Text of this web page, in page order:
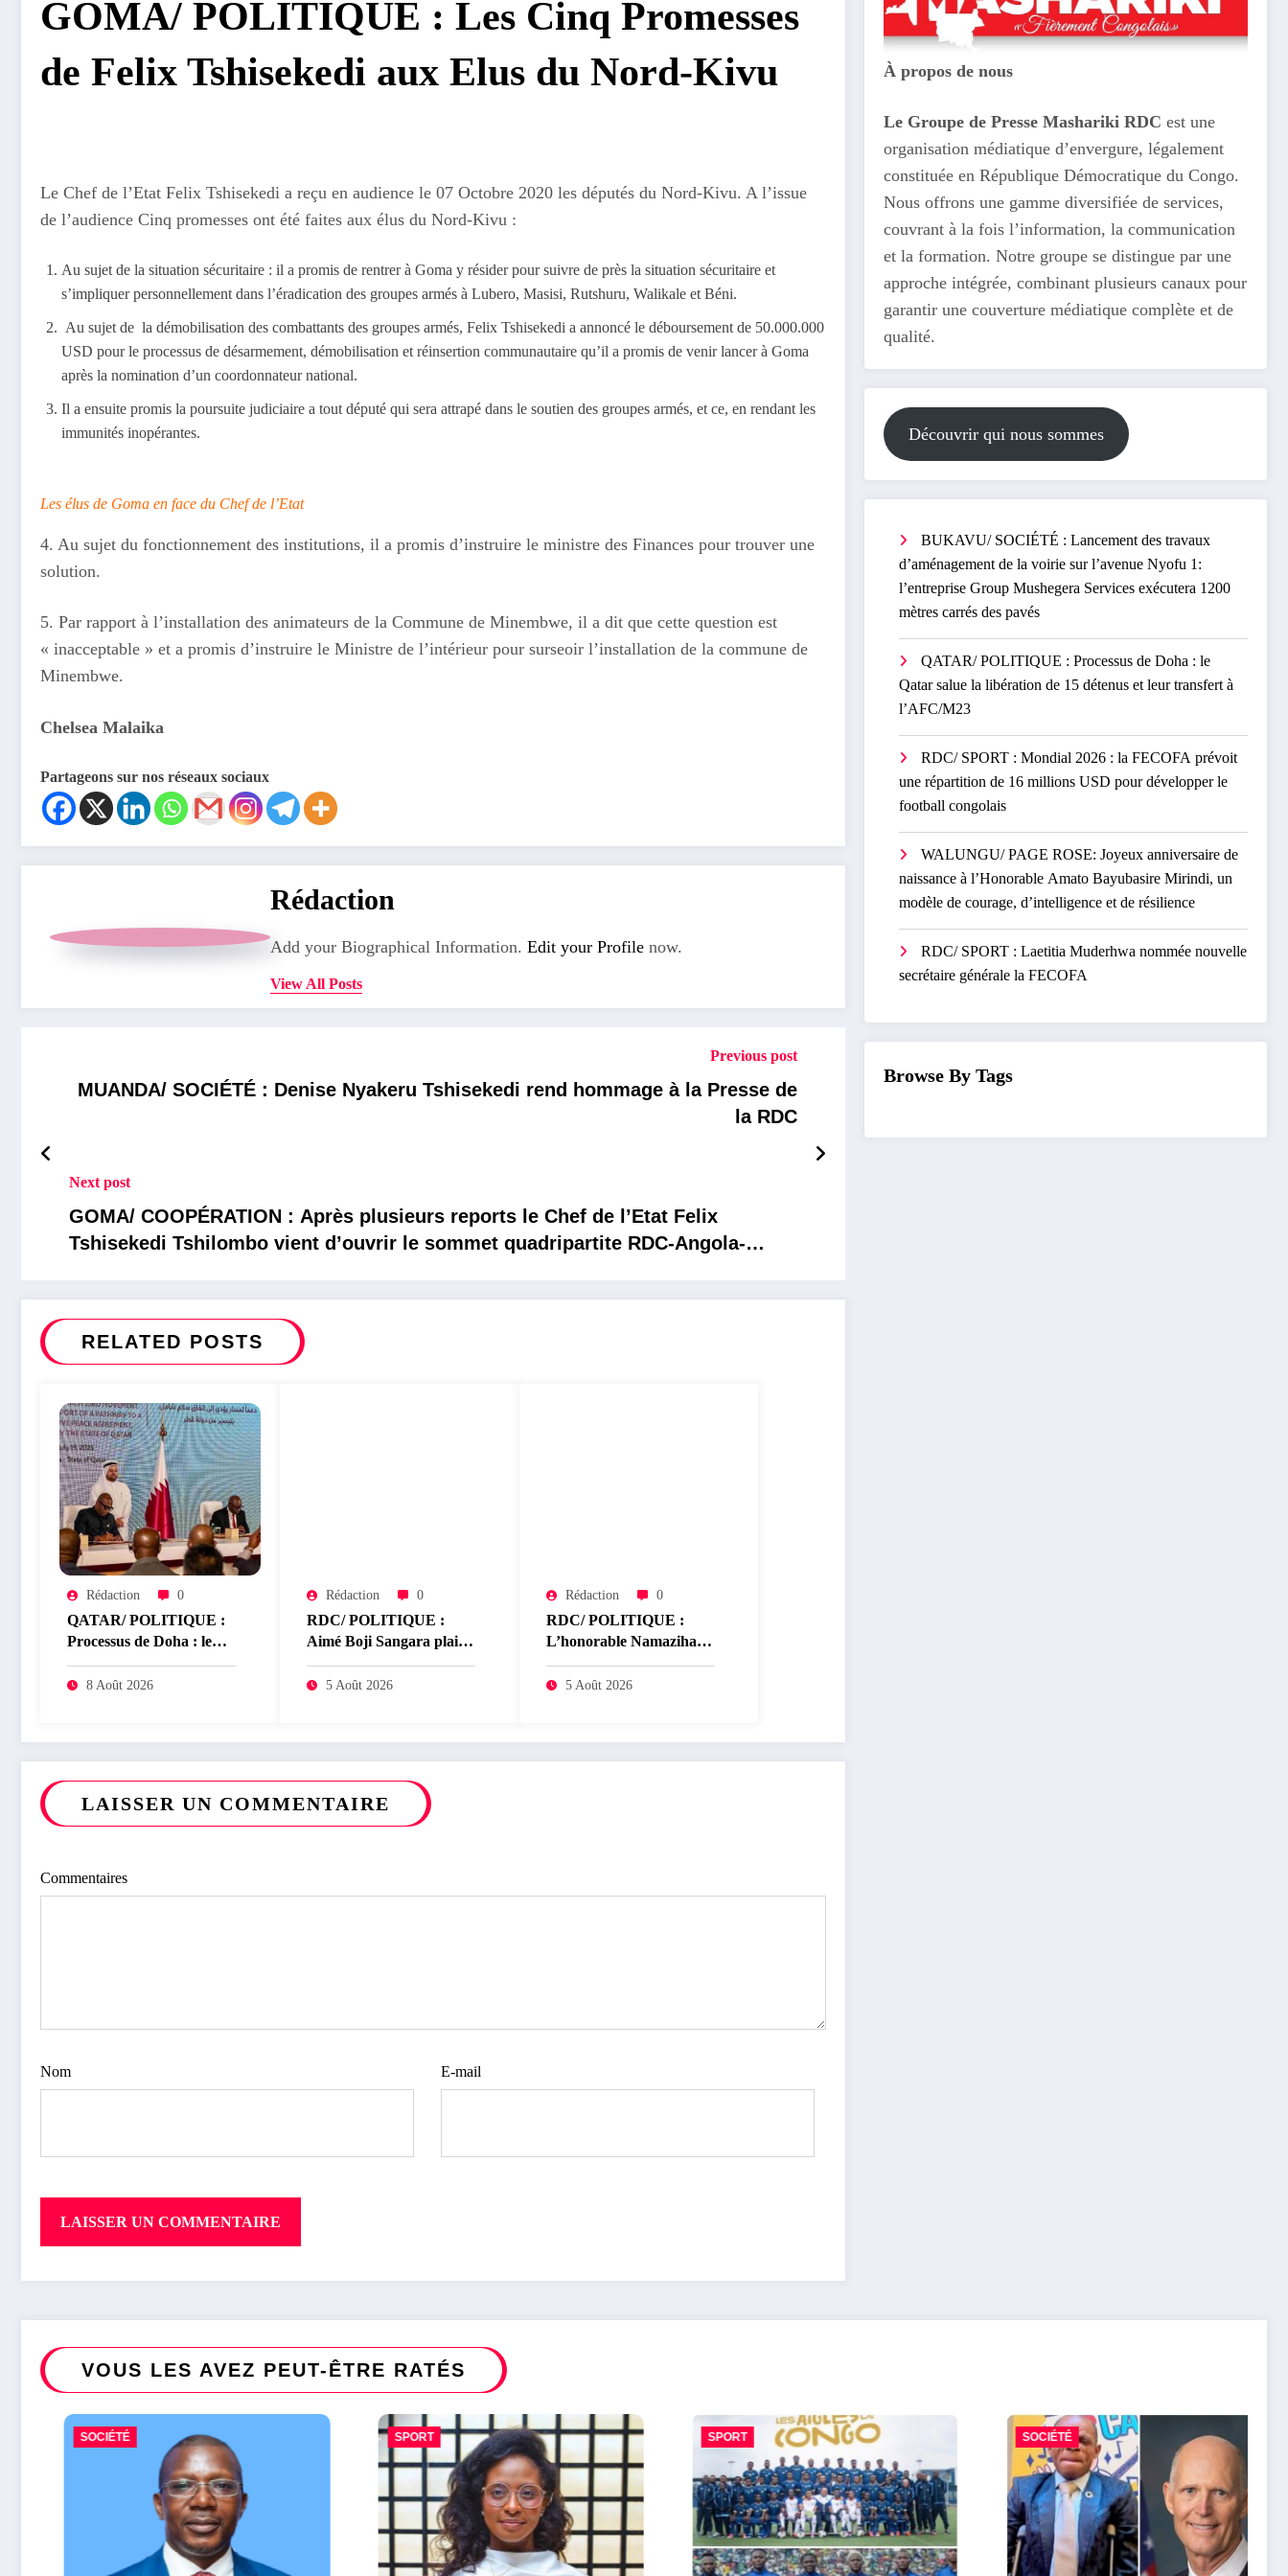
GOMA/ POLITIQUE : Les Cinq Promesses
de Felix Tshisekedi aux Elus du Nord-Kivu
Le Chef de l’Etat Felix Tshisekedi a reçu en audience le 07 Octobre 2020 les députés du Nord-Kivu. A l’issue
de l’audience Cinq promesses ont été faites aux élus du Nord-Kivu :
Au sujet de la situation sécuritaire : il a promis de rentrer à Goma y résider pour suivre de près la situation sécuritaire et
s’impliquer personnellement dans l’éradication des groupes armés à Lubero, Masisi, Rutshuru, Walikale et Béni.
Au sujet de la démobilisation des combattants des groupes armés, Felix Tshisekedi a annoncé le déboursement de 50.000.000
USD pour le processus de désarmement, démobilisation et réinsertion communautaire qu’il a promis de venir lancer à Goma
après la nomination d’un coordonnateur national.
Il a ensuite promis la poursuite judiciaire a tout député qui sera attrapé dans le soutien des groupes armés, et ce, en rendant les
immunités inopérantes.
Les élus de Goma en face du Chef de l’Etat
4. Au sujet du fonctionnement des institutions, il a promis d’instruire le ministre des Finances pour trouver une
solution.
5. Par rapport à l’installation des animateurs de la Commune de Minembwe, il a dit que cette question est
« inacceptable » et a promis d’instruire le Ministre de l’intérieur pour surseoir l’installation de la commune de
Minembwe.
Chelsea Malaika
Partageons sur nos réseaux sociaux
Rédaction
Add your Biographical Information. Edit your Profile now.
View All Posts
Previous post
MUANDA/ SOCIÉTÉ : Denise Nyakeru Tshisekedi rend hommage à la Presse de
la RDC
Next post
GOMA/ COOPÉRATION : Après plusieurs reports le Chef de l’Etat Felix
Tshisekedi Tshilombo vient d’ouvrir le sommet quadripartite RDC-Angola-
RELATED POSTS
Rédaction 0
QATAR/ POLITIQUE :
Processus de Doha : le
Qatar salue la libération
de 15 détenus et leur
8 Août 2026
Rédaction 0
RDC/ POLITIQUE :
Aimé Boji Sangara plaide
pour un tribunal
international afin de
RDC
5 Août 2026
Rédaction 0
RDC/ POLITIQUE :
L’honorable Namazihana
Bachoke Patrick Baka
salue la suspension de
5 Août 2026
LAISSER UN COMMENTAIRE
Commentaires
Nom E-mail
À propos de nous
Le Groupe de Presse Mashariki RDC est une
organisation médiatique d’envergure, légalement
constituée en République Démocratique du Congo.
Nous offrons une gamme diversifiée de services,
couvrant à la fois l’information, la communication
et la formation. Notre groupe se distingue par une
approche intégrée, combinant plusieurs canaux pour
garantir une couverture médiatique complète et de
qualité.
Découvrir qui nous sommes
BUKAVU/ SOCIÉTÉ : Lancement des travaux
d’aménagement de la voirie sur l’avenue Nyofu 1:
l’entreprise Group Mushegera Services exécutera 1200
mètres carrés des pavés
QATAR/ POLITIQUE : Processus de Doha : le
Qatar salue la libération de 15 détenus et leur transfert à
l’AFC/M23
RDC/ SPORT : Mondial 2026 : la FECOFA prévoit
une répartition de 16 millions USD pour développer le
football congolais
WALUNGU/ PAGE ROSE: Joyeux anniversaire de
naissance à l’Honorable Amato Bayubasire Mirindi, un
modèle de courage, d’intelligence et de résilience
RDC/ SPORT : Laetitia Muderhwa nommée nouvelle
secrétaire générale la FECOFA
Browse By Tags
VOUS LES AVEZ PEUT-ÊTRE RATÉS
SOCIÉTÉ SPORT SPORT SOCIÉTÉ